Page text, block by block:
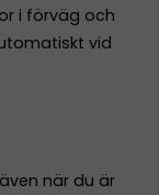
i förväg och
vid
när du är